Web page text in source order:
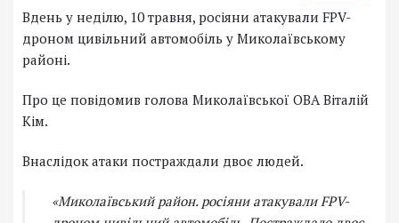
Вдень у неділю, 10 травня, росіяни атакували FPV-
дроном цивільний автомобіль у Миколаївському
районі.
Про це повідомив голова Миколаївської ОВА Віталій
Кім.
Внаслідок атаки постраждали двоє людей.
«Миколаївський район. росіяни атакували FPV-